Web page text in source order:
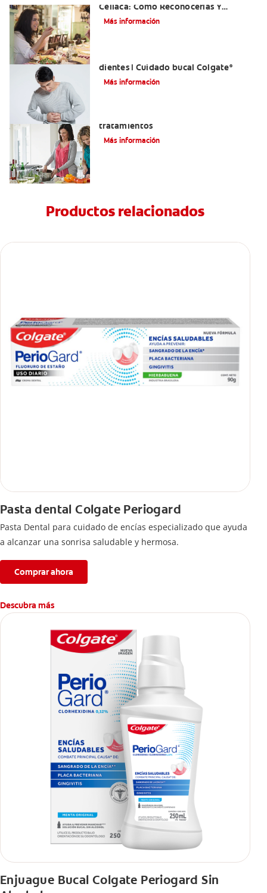
Celíaca: Cómo Reconocerlas Y
Tratarlas
Más información
dientes | Cuidado bucal Colgate®
Más información
tratamientos
Más información
Productos relacionados
Pasta dental Colgate Periogard
Pasta Dental para cuidado de encías especializado que ayuda
a alcanzar una sonrisa saludable y hermosa.
Comprar ahora
Descubra más
Enjuague Bucal Colgate Periogard Sin